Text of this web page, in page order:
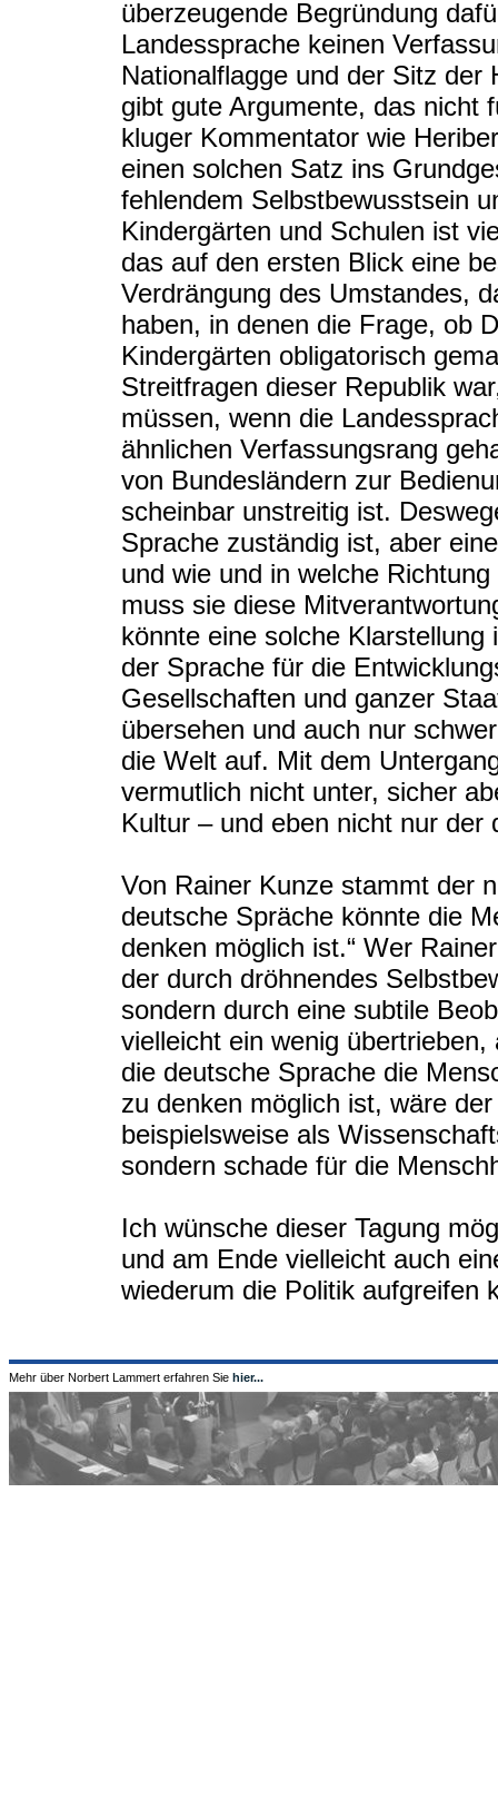
überzeugende Begründung
Landessprache keinen
Nationalflagge und der Sitz
gibt gute Argumente, das nicht
kluger Kommentator wie
einen solchen Satz ins
fehlendem Selbstbewusstsein
Kindergärten und Schulen ist
das auf den ersten Blick eine
Verdrängung des Umstandes,
haben, in denen die Frage, ob
Kindergärten obligatorisch
Streitfragen dieser Republik
müssen, wenn die
ähnlichen Verfassungsrang
von Bundesländern zur
scheinbar unstreitig ist.
Sprache zuständig ist, aber
und wie und in welche
muss sie diese
könnte eine solche
der Sprache für die
Gesellschaften und ganzer
übersehen und auch nur
die Welt auf. Mit dem
vermutlich nicht unter, sicher
Kultur – und eben nicht nur der
Von Rainer Kunze stammt der
deutsche Spräche könnte die
denken möglich ist.“ Wer
der durch dröhnendes
sondern durch eine subtile
vielleicht ein wenig
die deutsche Sprache die
zu denken möglich ist, wäre
beispielsweise als
sondern schade für die
Ich wünsche dieser Tagung
und am Ende vielleicht auch
wiederum die Politik aufgreifen
Mehr über Norbert Lammert erfahren Sie hier...